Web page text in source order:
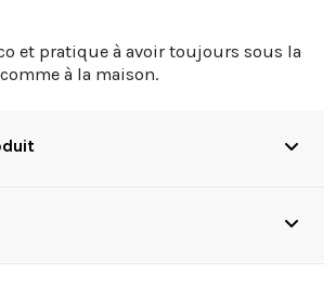
et pratique à avoir toujours sous la
à la maison.